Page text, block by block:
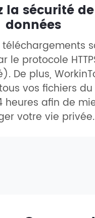
la sécurité
données
téléchargements
le protocole
De plus,
vos fichiers
heures afin de
votre vie privée.